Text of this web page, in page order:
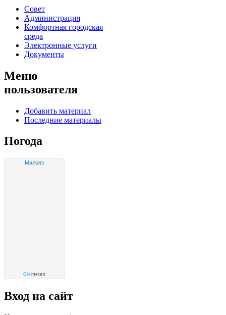
Совет
Администрация
Комфортная городская
среда
Электронные услуги
Документы
Меню
пользователя
Добавить материал
Последние материалы
Погода
Малояз
Gismeteo
Вход на сайт